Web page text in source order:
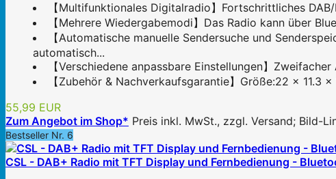
【Multifunktionales Digitalradio】Fortschrittliches
【Mehrere Wiedergabemodi】Das Radio kann über
【Automatische manuelle Sendersuche und
automatisch...
【Verschiedene anpassbare Einstellungen】
【Zubehör & Nachverkaufsgarantie】Größe:22 x 11.3
55,99 EUR
Zum Angebot im Shop* Preis inkl. MwSt., zzgl. Versand; Bild-
Bestseller Nr. 6
CSL - DAB+ Radio mit TFT Display und Fernbedienung -